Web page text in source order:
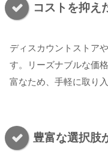
コストを抑え
ディスカウントストア
す。リーズナブルな価
富なため、手軽に取り
豊富な選択肢